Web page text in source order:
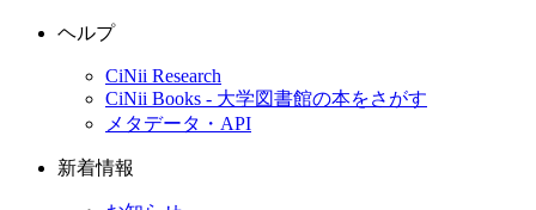
ヘルプ
CiNii Research
CiNii Books - 大学図書館の本をさがす
メタデータ・API
新着情報